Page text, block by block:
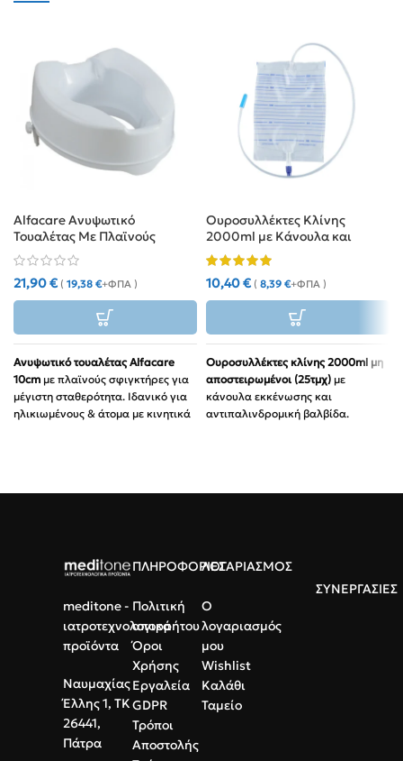
Alfacare Ανυψωτικό
Τουαλέτας Με Πλαϊνούς
Σφιγκτήρες 10 cm
21,90€ ( 19,38 €+ΦΠΑ )
Ανυψωτικό τουαλέτας Alfacare
10cm με πλαϊνούς σφιγκτήρες για
μέγιστη σταθερότητα. Ιδανικό για
ηλικιωμένους & άτομα με κινητικά
Αντοχή:Έως 115kg βάρος
Ουροσυλλέκτες Κλίνης
2000ml με Κάνουλα και
Βαλβίδα (25τμχ)
10,40€ ( 8,39 €+ΦΠΑ )
Ουροσυλλέκτες κλίνης 2000ml μη
αποστειρωμένοι (25τμχ) με
κάνουλα εκκένωσης και
αντιπαλινδρομική βαλβίδα.
ακριβή διαβάθμιση ml.
meditone -
ιατροτεχνολογικά
προϊόντα
Ναυμαχίας
Έλλης 1, ΤΚ
26441,
Πάτρα
ΠΛΗΡΟΦΟΡΙΕΣ
Πολιτική
απορρήτου
Όροι
Χρήσης
Εργαλεία
GDPR
Τρόποι
Αποστολής
ΛΟΓΑΡΙΑΣΜΟΣ
Ο
λογαριασμός
μου
Wishlist
Καλάθι
Ταμείο
ΣΥΝΕΡΓΑΣΙΕΣ